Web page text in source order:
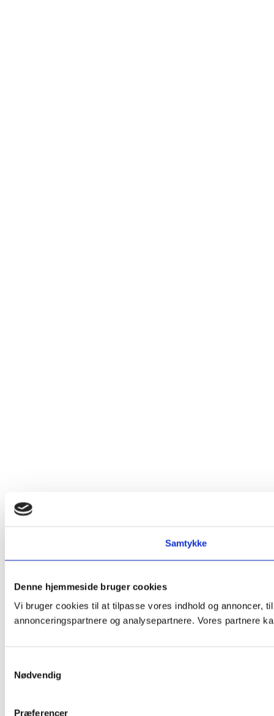
Samtykke
Denne hjemmeside bruger cookies
Vi bruger cookies til at tilpasse vores indhold og annoncer,
annonceringspartnere og analysepartnere. Vores partnere
Nødvendig
Præferencer